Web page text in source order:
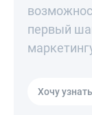
первый
Хочу